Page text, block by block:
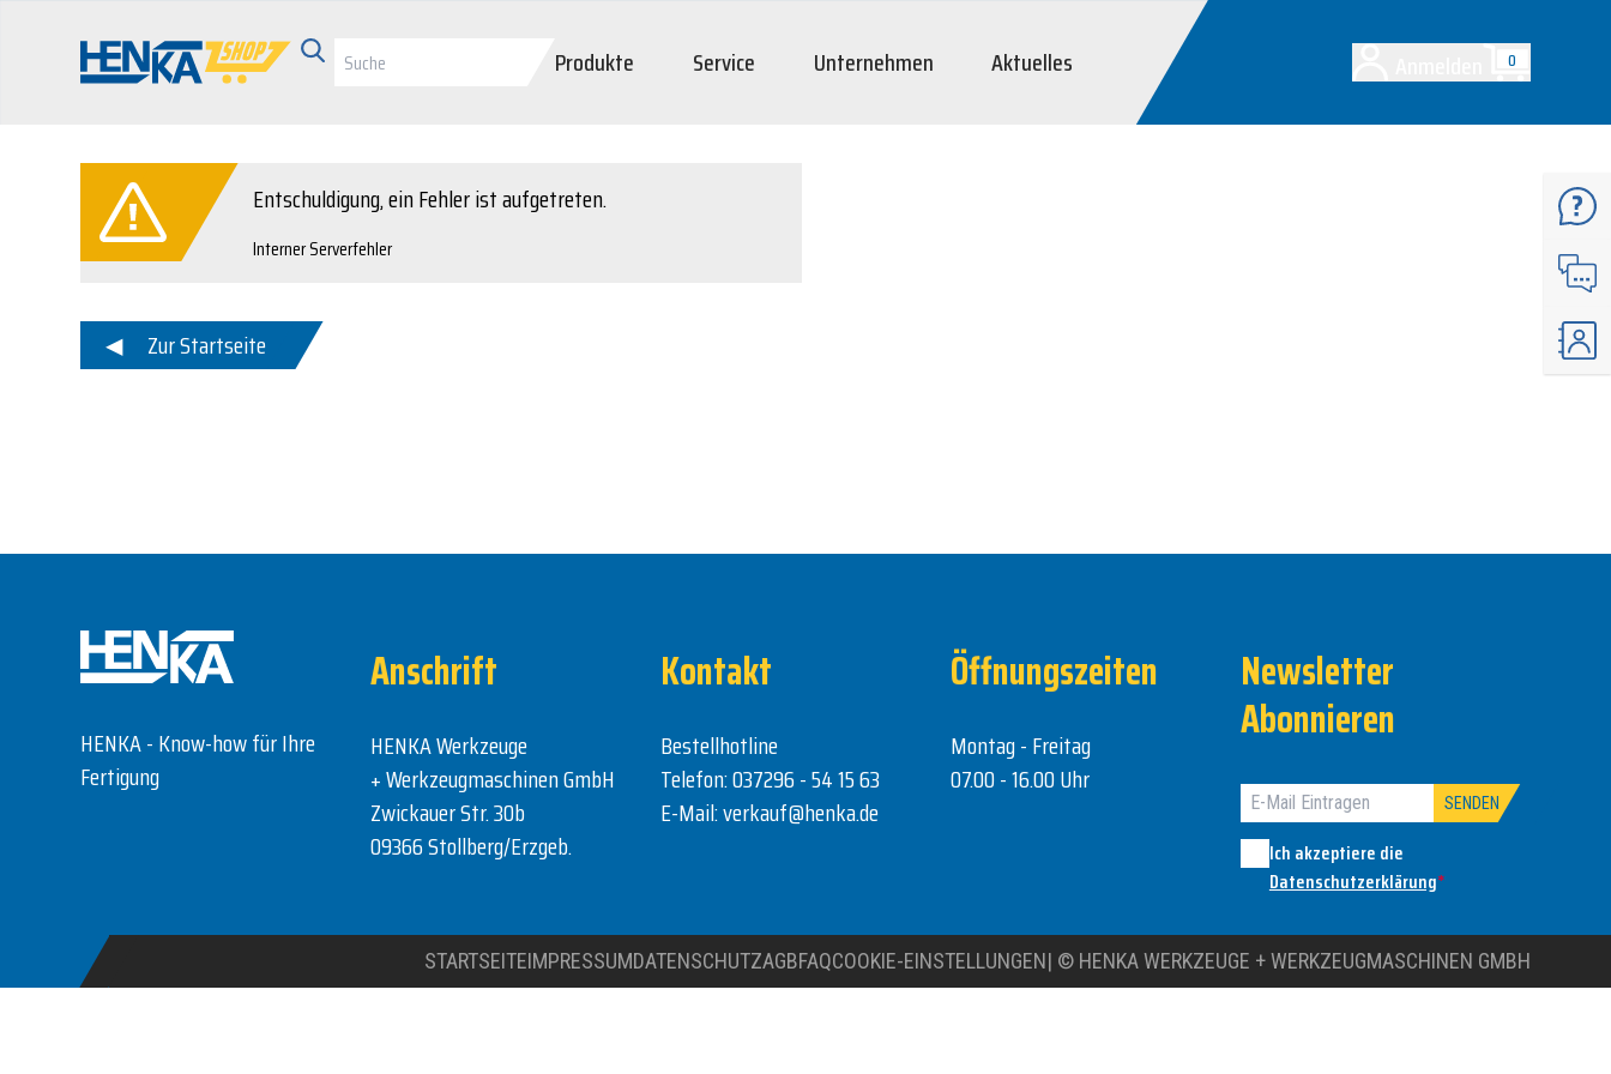
Produkte Service Unternehmen Aktuelles 0
Entschuldigung, ein Fehler ist aufgetreten.
Interner Serverfehler
Zur Startseite
HENKA - Know-how für Ihre
Fertigung
Anschrift
HENKA Werkzeuge
+ Werkzeugmaschinen GmbH
Zwickauer Str. 30b
09366 Stollberg/Erzgeb.
Kontakt
Bestellhotline
Telefon:037296 - 54 15 63
E-Mail:verkauf@henka.de
Öffnungszeiten
Montag - Freitag
07.00 - 16.00 Uhr
Newsletter
Abonnieren
SENDEN
Ich akzeptiere die
Datenschutzerklärung*
STARTSEITEIMPRESSUMDATENSCHUTZAGBFAQCOOKIE-EINSTELLUNGEN| © HENKA WERKZEUGE + WERKZEUGMASCHINEN GMBH